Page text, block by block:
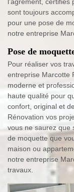
sont toujours
pour une pose de
notre entreprise
Pose de
Pour réaliser vos
entreprise Marcotte
moderne et
haute qualité pour
confort, original et
Rénovation vos
vous ne saurez que
de moquette que
maison ou
notre entreprise
travaux.